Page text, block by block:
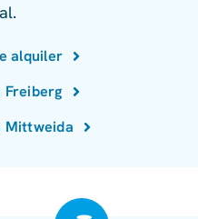
alquiler
Freiberg
Mittweida